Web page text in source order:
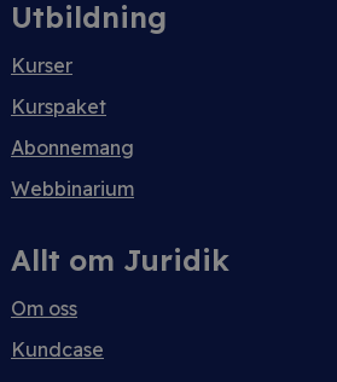
Utbildning
Kurser
Kurspaket
Abonnemang
Webbinarium
Allt om Juridik
Om oss
Kundcase